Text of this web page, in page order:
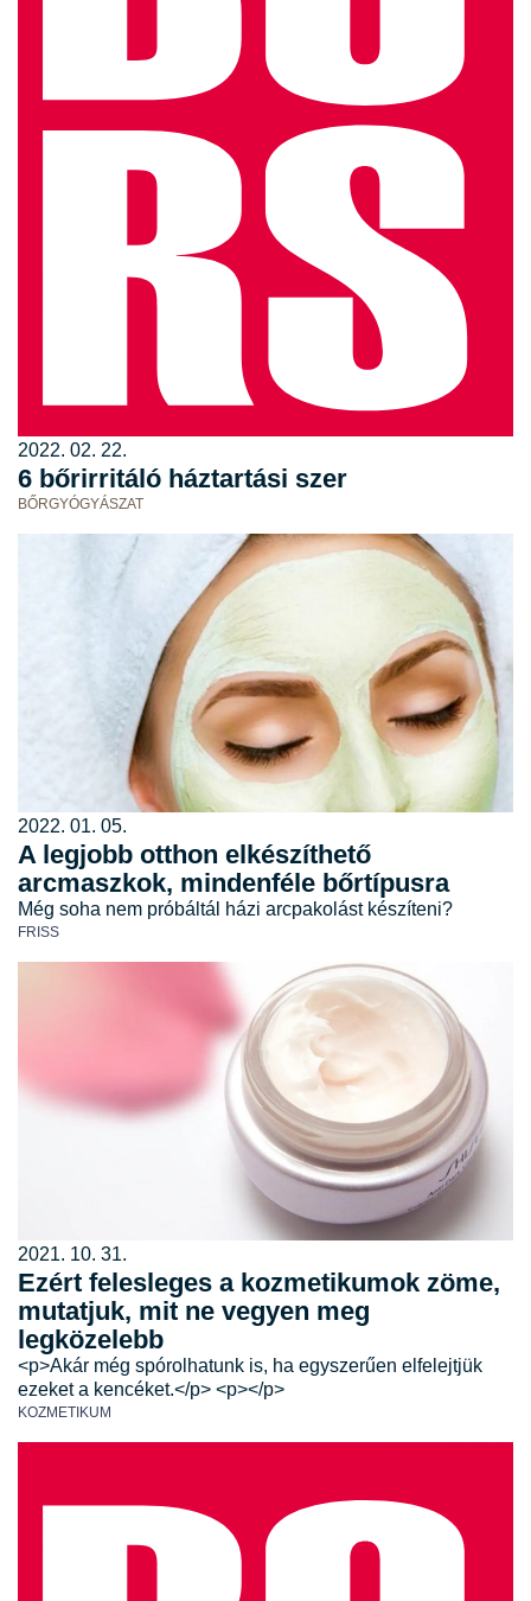
2022. 02. 22.
6 bőrirritáló háztartási szer
BŐRGYÓGYÁSZAT
2022. 01. 05.
A legjobb otthon elkészíthető
arcmaszkok, mindenféle bőrtípusra
Még soha nem próbáltál házi arcpakolást készíteni?
FRISS
2021. 10. 31.
Ezért felesleges a kozmetikumok zöme,
mutatjuk, mit ne vegyen meg
legközelebb
<p>Akár még spórolhatunk is, ha egyszerűen elfelejtjük
ezeket a kencéket.</p> <p></p>
KOZMETIKUM